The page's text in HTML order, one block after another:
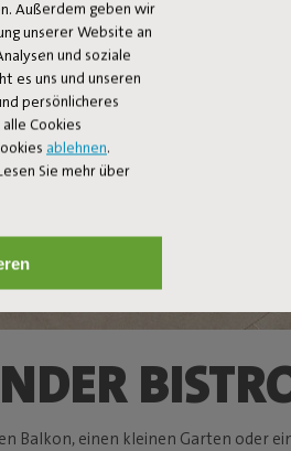
Außerdem geben wir
unserer Website an
und soziale
es uns und unseren
persönlicheres
Cookies
ablehnen.
Sie mehr über
Balkon, einen kleinen Garten oder